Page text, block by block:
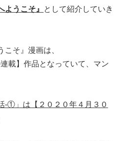
ようこそ』
として紹介していき
こそ』漫画は、
載】作品となっていて、マン
-①」は【２０２０年４月３０